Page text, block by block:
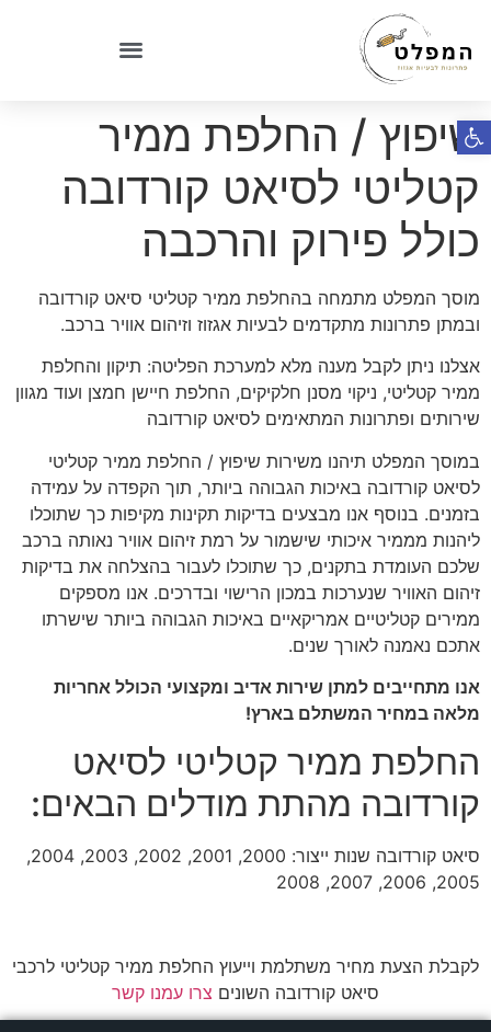
פתח סרגל נגישות
שיפוץ / החלפת ממיר
קטליטי לסיאט קורדובה
כולל פירוק והרכבה
מוסך המפלט מתמחה בהחלפת ממיר קטליטי סיאט קורדובה
ובמתן פתרונות מתקדמים לבעיות אגזוז וזיהום אוויר ברכב.
אצלנו ניתן לקבל מענה מלא למערכת הפליטה: תיקון והחלפת
ממיר קטליטי, ניקוי מסנן חלקיקים, החלפת חיישן חמצן ועוד מגוון
שירותים ופתרונות המתאימים לסיאט קורדובה
במוסך המפלט תיהנו משירות שיפוץ / החלפת ממיר קטליטי
לסיאט קורדובה באיכות הגבוהה ביותר, תוך הקפדה על עמידה
בזמנים. בנוסף אנו מבצעים בדיקות תקינות מקיפות כך שתוכלו
ליהנות מממיר איכותי שישמור על רמת זיהום אוויר נאותה ברכב
שלכם העומדת בתקנים, כך שתוכלו לעבור בהצלחה את בדיקות
זיהום האוויר שנערכות במכון הרישוי ובדרכים. אנו מספקים
ממירים קטליטיים אמריקאיים באיכות הגבוהה ביותר שישרתו
אתכם נאמנה לאורך שנים.
אנו מתחייבים למתן שירות אדיב ומקצועי הכולל אחריות
מלאה במחיר המשתלם בארץ!
החלפת ממיר קטליטי לסיאט
קורדובה מהתת מודלים הבאים:
סיאט קורדובה שנות ייצור: 2000, 2001, 2002, 2003, 2004,
2005, 2006, 2007, 2008
לקבלת הצעת מחיר משתלמת וייעוץ החלפת ממיר קטליטי לרכבי
סיאט קורדובה השונים צרו עמנו קשר